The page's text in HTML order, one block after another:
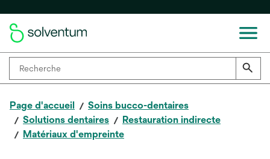
Page d'accueil
Soins bucco-dentaires
Solutions dentaires
Restauration indirecte
Matériaux d'empreinte